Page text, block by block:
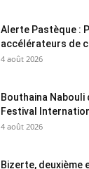
Alerte Pastèque :
accélérateurs de
4 août 2026
Bouthaina Nabouli
Festival
4 août 2026
Bizerte, deuxième